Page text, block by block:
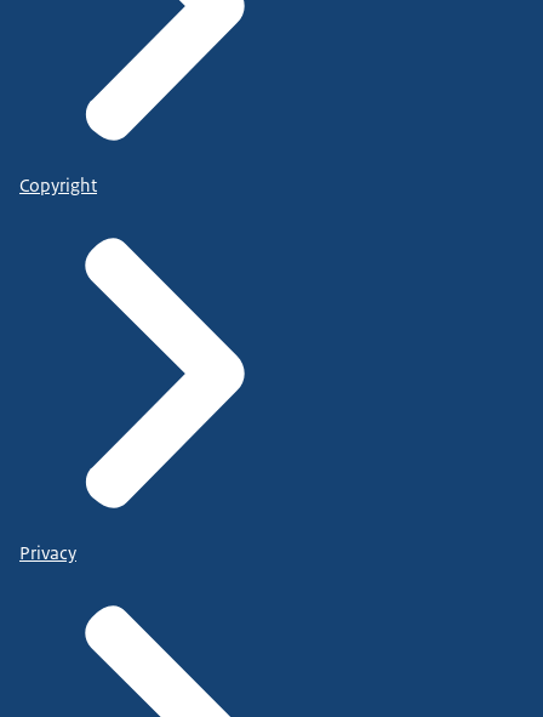
Copyright
Privacy